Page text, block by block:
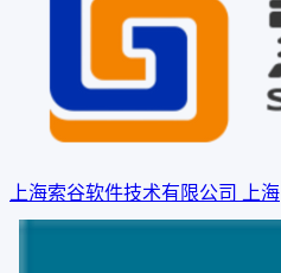
上海索谷软件技术有限公司 上海